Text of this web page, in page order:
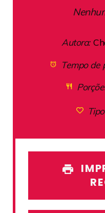
Autora:
Tempo de